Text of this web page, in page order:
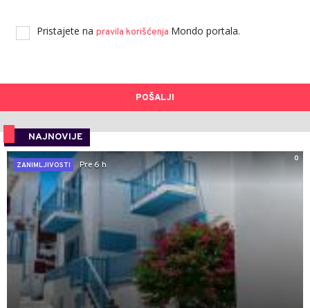
Pristajete na pravila korišćenja Mondo portala.
POŠALJI
NAJNOVIJE
0
ZANIMLJIVOSTI
Pre 6 h